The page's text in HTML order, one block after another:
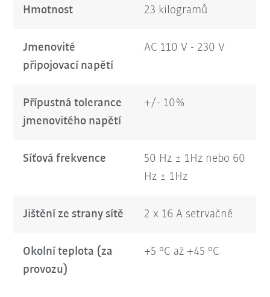
Hmotnost 23 kilogramů
Jmenovité
připojovací napětí
AC 110 V - 230 V
Přípustná tolerance
jmenovitého napětí
+/- 10%
Síťová frekvence
50 Hz ± 1Hz nebo 60
Hz ± 1Hz
Jištění ze strany sítě 2 x 16 A setrvačné
Okolní teplota (za
provozu)
+5 °C až +45 °C